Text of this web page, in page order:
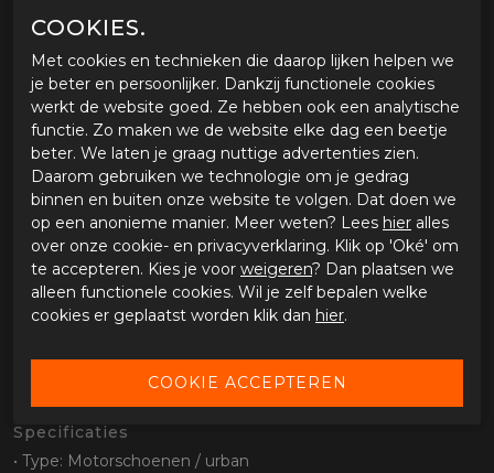
• Ideaal voor stadsritten en woon werk verkeer
• Goede bewegingsvrijheid tijdens rijden en lopen
Sluiting en pasvorm
• Vetersluiting voor een casual look
• Goede aansluiting rond de voet
• Eenvoudig aan en uit te trekken
Zool en grip
• Slijtvaste rubberen zool
• Goede grip op verschillende ondergronden
• Stabiel bij stilstand
Waterdichtheid
• Ademend voor extra comfort
Specificaties
• Type: Motorschoenen / urban
COOKIES.
Met cookies en technieken die daarop lijken helpen we
je beter en persoonlijker. Dankzij functionele cookies
werkt de website goed. Ze hebben ook een analytische
functie. Zo maken we de website elke dag een beetje
beter. We laten je graag nuttige advertenties zien.
Daarom gebruiken we technologie om je gedrag
binnen en buiten onze website te volgen. Dat doen we
op een anonieme manier. Meer weten? Lees hier alles
over onze cookie- en privacyverklaring. Klik op 'Oké' om
te accepteren. Kies je voor weigeren? Dan plaatsen we
alleen functionele cookies. Wil je zelf bepalen welke
cookies er geplaatst worden klik dan hier.